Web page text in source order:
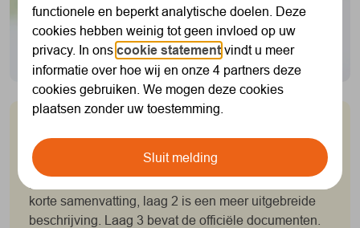
Pensioen 1-2-3 bevat informatie over je
pensioenregeling in eenvoudige taal. Laag 1 is een
korte samenvatting, laag 2 is een meer uitgebreide
beschrijving. Laag 3 bevat de officiële documenten.
functionele en beperkt analytische doelen. Deze
cookies hebben weinig tot geen invloed op uw
privacy. In onscookie statement vindt u meer
informatie over hoe wij en onze 4 partners deze
cookies gebruiken. We mogen deze cookies
plaatsen zonder uw toestemming.
Sluit melding